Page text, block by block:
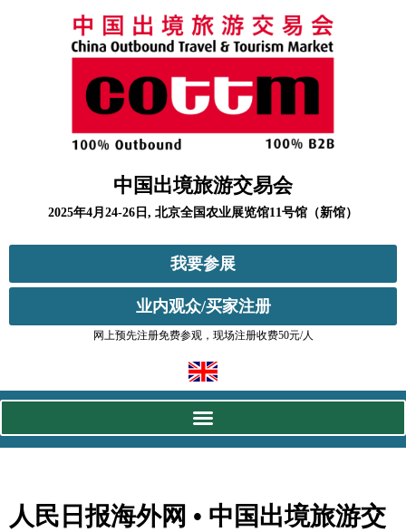
中国出境旅游交易会
2025年4月24-26日, 北京全国农业展览馆11号馆（新馆）
我要参展
业内观众/买家注册
网上预先注册免费参观，现场注册收费50元/人
人民日报海外网 • 中国出境旅游交